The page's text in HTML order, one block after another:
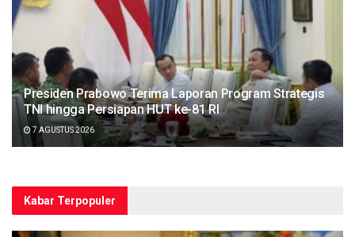
Presiden Prabowo Terima Laporan Program Strategis
TNI hingga Persiapan HUT ke-81 RI
7 AGUSTUS 2026
Kabar Terpopuler